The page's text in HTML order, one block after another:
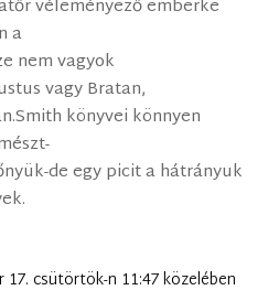
véleményező emberke
a
nem vagyok
vagy Bratan,
könyvei könnyen
de egy picit a hátrányuk
17. csütörtök-n 11:47 közelében